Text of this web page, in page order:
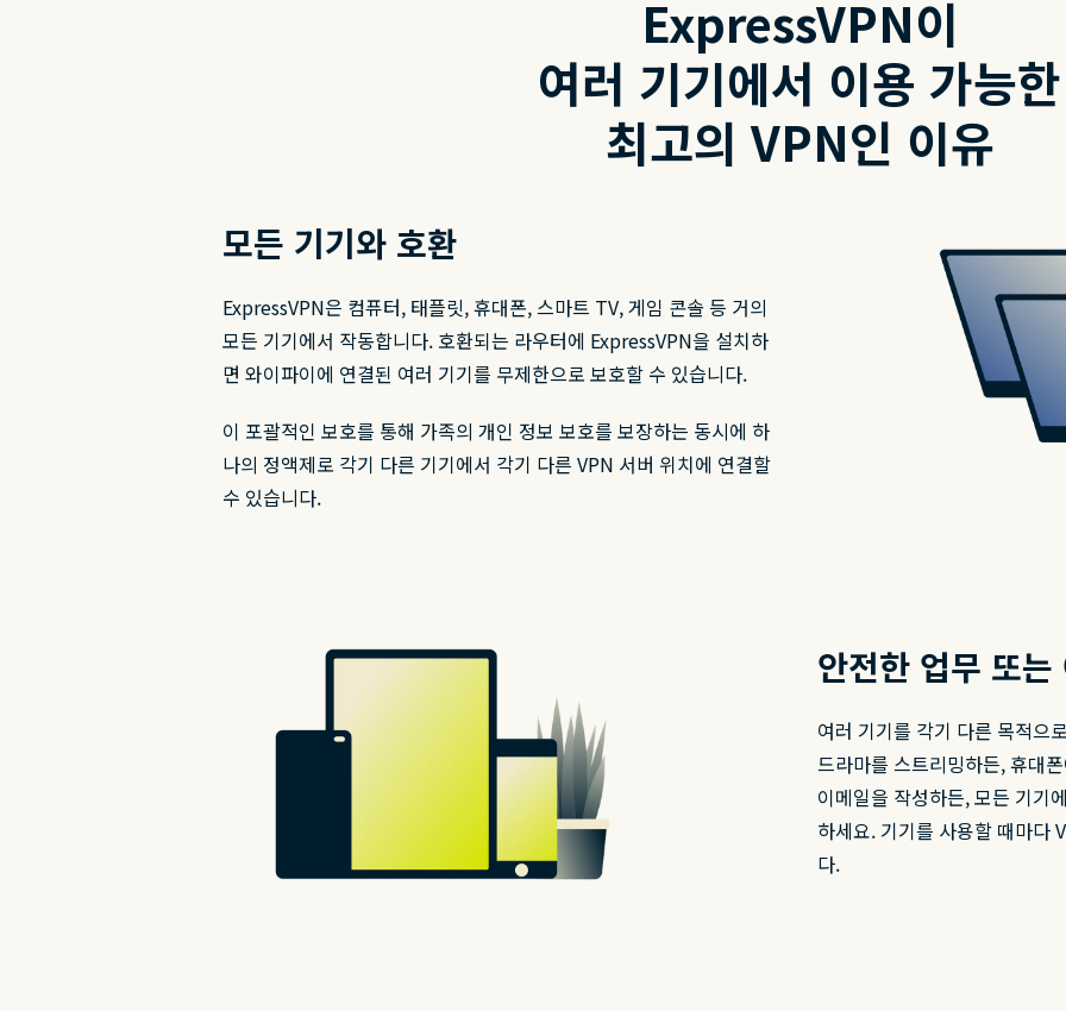
ExpressVPN이
여러 기기에서 이용 가능한
최고의 VPN인 이유
모든 기기와 호환
ExpressVPN은 컴퓨터, 태플릿, 휴대폰, 스마트 TV, 게임 콘솔 등 거의
모든 기기에서 작동합니다. 호환되는 라우터에 ExpressVPN을 설치하
면 와이파이에 연결된 여러 기기를 무제한으로 보호할 수 있습니다.
이 포괄적인 보호를 통해 가족의 개인 정보 보호를 보장하는 동시에 하
나의 정액제로 각기 다른 기기에서 각기 다른 VPN 서버 위치에 연결할
수 있습니다.
안전한 업무 또는
여러 기기를 각기 다른 목적으
드라마를 스트리밍하든, 휴대
이메일을 작성하든, 모든 기기
하세요. 기기를 사용할 때마다
다.